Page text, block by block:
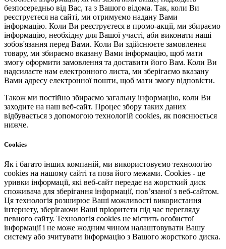
безпосередньо від Вас, та з Вашого відома. Так, коли Ви
реєструєтеся на сайті, ми отримуємо надану Вами
інформацію. Коли Ви реєструєтеся в промо-акції, ми збираємо
інформацію, необхідну для Вашої участі, аби виконати наші
зобов'язання перед Вами. Коли Ви здійснюєте замовлення
товару, ми збираємо вказану Вами інформацію, щоб мати
змогу оформити замовлення та доставити його Вам. Коли Ви
надсилаєте нам електронного листа, ми зберігаємо вказану
Вами адресу електронної пошти, щоб мати змогу відповісти.
Також ми постійно збираємо загальну інформацію, коли Ви
заходите на наш веб-сайт. Процес збору таких даних
відбувається з допомогою технологій cookies, як пояснюється
нижче.
Cookies
Як і багато інших компаній, ми використовуємо технологію
cookies на нашому сайті та поза його межами. Cookies - це
уривки інформації, які веб-сайт передає на жорсткий диск
споживача для зберігання інформації, пов’язаної з веб-сайтом.
Ця технологія розширює Ваші можливості використання
інтернету, зберігаючи Ваші пріоритети під час перегляду
певного сайту. Технологія cookies не містить особистої
інформації і не може жодним чином налаштовувати Вашу
систему або зчитувати інформацію з Вашого жорсткого диска.